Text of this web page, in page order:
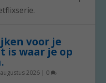
voor je
is waar je op
2026 | 0